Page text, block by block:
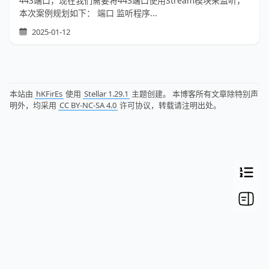
本次案例规划如下： 端口 监听程序...
2025-01-12
本站由 hKFirEs 使用 Stellar 1.29.1 主题创建。 本博客所有文章除特别声
明外，均采用 CC BY-NC-SA 4.0 许可协议，转载请注明出处。